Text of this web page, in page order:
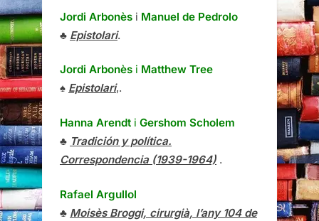
Jordi Arbonès i Manuel de Pedrolo
♣ Epistolari.
Jordi Arbonès i Matthew Tree
♠ Epistolari,.
Hanna Arendt i Gershom Scholem
♣ Tradición y política.
Correspondencia (1939-1964) .
Rafael Argullol
♣ Moisès Broggi, cirurgià, l’any 104 de